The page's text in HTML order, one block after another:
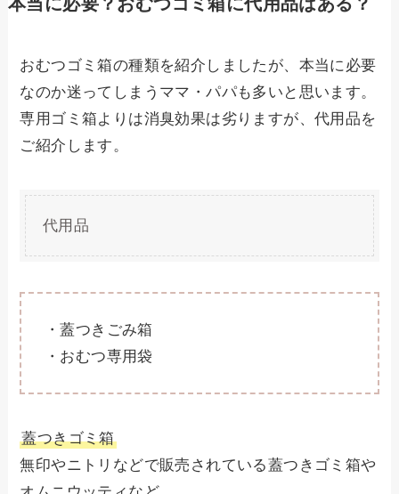
本当に必要？おむつゴミ箱に代用品はある？
おむつゴミ箱の種類を紹介しましたが、本当に必要
なのか迷ってしまうママ・パパも多いと思います。
専用ゴミ箱よりは消臭効果は劣りますが、代用品を
ご紹介します。
代用品
・蓋つきごみ箱
・おむつ専用袋
蓋つきゴミ箱
無印やニトリなどで販売されている蓋つきゴミ箱や